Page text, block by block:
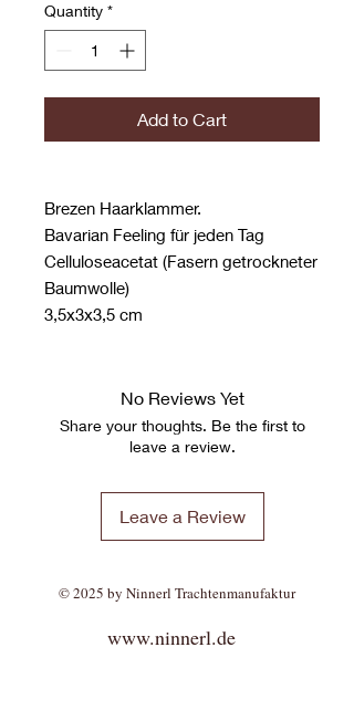
Quantity *
Add to Cart
Brezen Haarklammer.
Bavarian Feeling für jeden Tag
Celluloseacetat (Fasern getrockneter
Baumwolle)
3,5x3x3,5 cm
No Reviews Yet
Share your thoughts. Be the first to
leave a review.
Leave a Review
© 2025 by Ninnerl Trachtenmanufaktur
www.ninnerl.de